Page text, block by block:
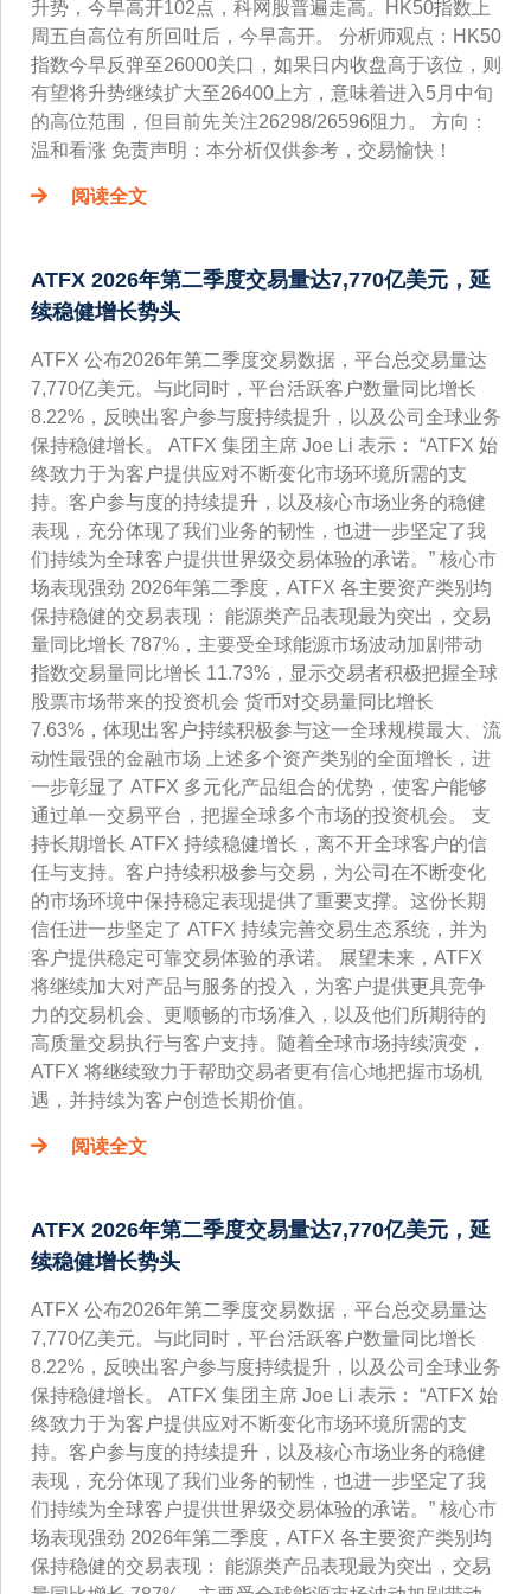
升势，今早高开102点，科网股普遍走高。HK50指数上
周五自高位有所回吐后，今早高开。 分析师观点：HK50
指数今早反弹至26000关口，如果日内收盘高于该位，则
有望将升势继续扩大至26400上方，意味着进入5月中旬
的高位范围，但目前先关注26298/26596阻力。 方向：
温和看涨 免责声明：本分析仅供参考，交易愉快！
阅读全文
ATFX 2026年第二季度交易量达7,770亿美元，延
续稳健增长势头
ATFX 公布2026年第二季度交易数据，平台总交易量达
7,770亿美元。与此同时，平台活跃客户数量同比增长
8.22%，反映出客户参与度持续提升，以及公司全球业务
保持稳健增长。 ATFX 集团主席 Joe Li 表示： “ATFX 始
终致力于为客户提供应对不断变化市场环境所需的支
持。客户参与度的持续提升，以及核心市场业务的稳健
表现，充分体现了我们业务的韧性，也进一步坚定了我
们持续为全球客户提供世界级交易体验的承诺。” 核心市
场表现强劲 2026年第二季度，ATFX 各主要资产类别均
保持稳健的交易表现： 能源类产品表现最为突出，交易
量同比增长 787%，主要受全球能源市场波动加剧带动
指数交易量同比增长 11.73%，显示交易者积极把握全球
股票市场带来的投资机会 货币对交易量同比增长
7.63%，体现出客户持续积极参与这一全球规模最大、流
动性最强的金融市场 上述多个资产类别的全面增长，进
一步彰显了 ATFX 多元化产品组合的优势，使客户能够
通过单一交易平台，把握全球多个市场的投资机会。 支
持长期增长 ATFX 持续稳健增长，离不开全球客户的信
任与支持。客户持续积极参与交易，为公司在不断变化
的市场环境中保持稳定表现提供了重要支撑。这份长期
信任进一步坚定了 ATFX 持续完善交易生态系统，并为
客户提供稳定可靠交易体验的承诺。 展望未来，ATFX
将继续加大对产品与服务的投入，为客户提供更具竞争
力的交易机会、更顺畅的市场准入，以及他们所期待的
高质量交易执行与客户支持。随着全球市场持续演变，
ATFX 将继续致力于帮助交易者更有信心地把握市场机
遇，并持续为客户创造长期价值。
阅读全文
ATFX 2026年第二季度交易量达7,770亿美元，延
续稳健增长势头
ATFX 公布2026年第二季度交易数据，平台总交易量达
7,770亿美元。与此同时，平台活跃客户数量同比增长
8.22%，反映出客户参与度持续提升，以及公司全球业务
保持稳健增长。 ATFX 集团主席 Joe Li 表示： “ATFX 始
终致力于为客户提供应对不断变化市场环境所需的支
持。客户参与度的持续提升，以及核心市场业务的稳健
表现，充分体现了我们业务的韧性，也进一步坚定了我
们持续为全球客户提供世界级交易体验的承诺。” 核心市
场表现强劲 2026年第二季度，ATFX 各主要资产类别均
保持稳健的交易表现： 能源类产品表现最为突出，交易